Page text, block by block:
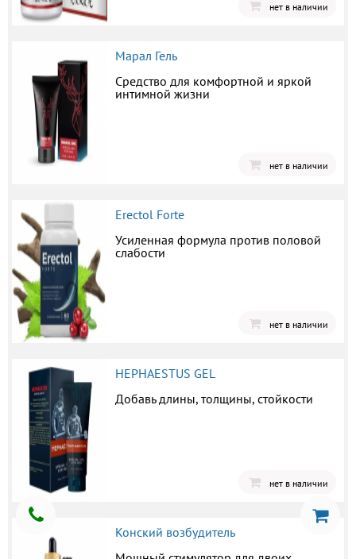
нет в наличии
Марал Гель
Средство для комфортной и яркой
интимной жизни
нет в наличии
Erectol Forte
Усиленная формула против половой
слабости
нет в наличии
HEPHAESTUS GEL
Добавь длины, толщины, стойкости
нет в наличии
Конский возбудитель